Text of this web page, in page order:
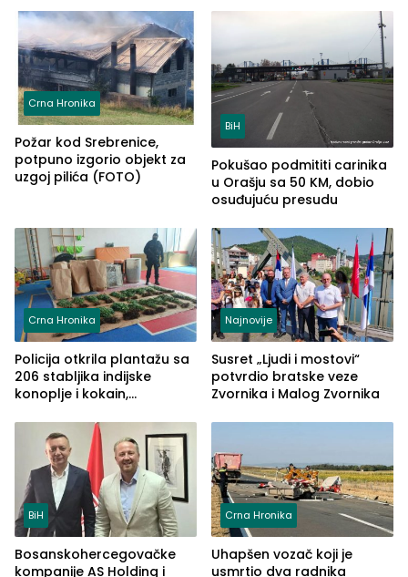
Crna Hronika
Požar kod Srebrenice,
potpuno izgorio objekt za
uzgoj pilića (FOTO)
BiH
Pokušao podmititi carinika
u Orašju sa 50 KM, dobio
osuđujuću presudu
Crna Hronika
Policija otkrila plantažu sa
206 stabljika indijske
konoplje i kokain,
(FOTO)
Najnovije
Susret „Ljudi i mostovi“
potvrdio bratske veze
Zvornika i Malog Zvornika
BiH
Bosanskohercegovačke
kompanije AS Holding i
Crna Hronika
Uhapšen vozač koji je
usmrtio dva radnika